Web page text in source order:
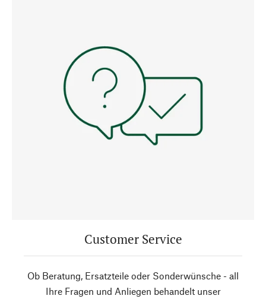
Customer Service
Ob Beratung, Ersatzteile oder Sonderwünsche - all
Ihre Fragen und Anliegen behandelt unser